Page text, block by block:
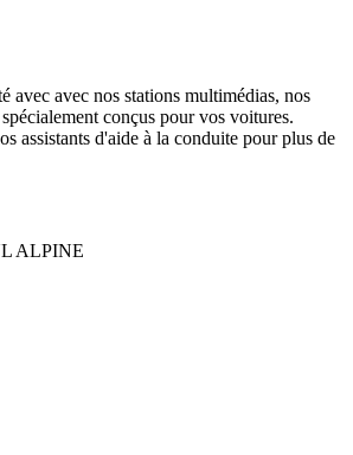
avec avec nos stations multimédias, nos
conçus pour vos voitures.
assistants d'aide à la conduite pour plus de
ALPINE